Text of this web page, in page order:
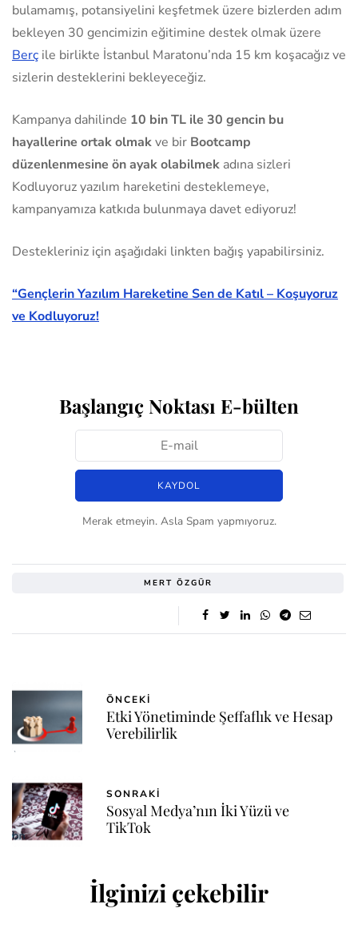
bulamamış, potansiyelini keşfetmek üzere bizlerden adım
bekleyen 30 gencimizin eğitimine destek olmak üzere
Berç ile birlikte İstanbul Maratonu’nda 15 km koşacağız ve
sizlerin desteklerini bekleyeceğiz.
Kampanya dahilinde 10 bin TL ile 30 gencin bu
hayallerine ortak olmakve bir Bootcamp
düzenlenmesine ön ayak olabilmek adına sizleri
Kodluyoruz yazılım hareketini desteklemeye,
kampanyamıza katkıda bulunmaya davet ediyoruz!
Destekleriniz için aşağıdaki linkten bağış yapabilirsiniz.
“Gençlerin Yazılım Hareketine Sen de Katıl – Koşuyoruz
ve Kodluyoruz!
Başlangıç Noktası E-bülten
Merak etmeyin. Asla Spam yapmıyoruz.
MERT ÖZGÜR
ÖNCEKI
Etki Yönetiminde Şeffaflık ve Hesap
Verebilirlik
SONRAKI
Sosyal Medya’nın İki Yüzü ve
TikTok
İlginizi çekebilir